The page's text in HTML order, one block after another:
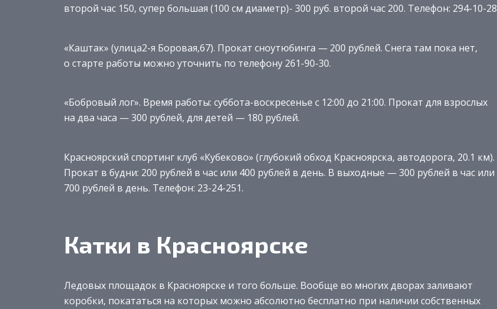
второй час 150, супер большая (100 см диаметр)- 300 руб. второй час 200. Телефон: 294-10-28
«Каштак» (улица2-я Боровая,67). Прокат сноутюбинга — 200 рублей. Снега там пока нет,
о старте работы можно уточнить по телефону 261-90-30.
«Бобровый лог». Время работы: суббота-воскресенье с 12:00 до 21:00. Прокат для взрослых
на два часа — 300 рублей, для детей — 180 рублей.
Красноярский спортинг клуб «Кубеково» (глубокий обход Красноярска, автодорога, 20.1 км).
Прокат в будни: 200 рублей в час или 400 рублей в день. В выходные — 300 рублей в час или
700 рублей в день. Телефон: 23-24-251.
Катки в Красноярске
Ледовых площадок в Красноярске и того больше. Вообще во многих дворах заливают
коробки, покататься на которых можно абсолютно бесплатно при наличии собственных